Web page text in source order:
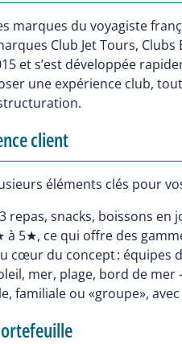
marques du voyagiste
Club Jet Tours,
et s’est développée
une expérience club,
client
éléments clés pour
repas, snacks, boissons
à 5★, ce qui offre des
cœur du concept : équipes
mer, plage, bord de
familiale ou «groupe»,